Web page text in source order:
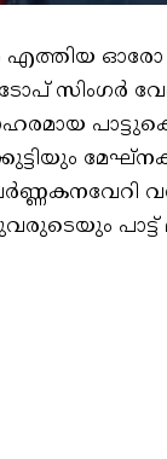
എത്തിയ
സിംഗർ
പാട്ട്